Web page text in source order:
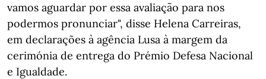
vamos aguardar por essa avaliação para nos
podermos pronunciar", disse Helena Carreiras,
em declarações à agência Lusa à margem da
cerimónia de entrega do Prémio Defesa Nacional
e Igualdade.